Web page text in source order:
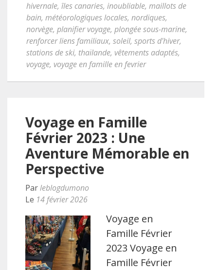
hivernale, îles canaries, inoubliable, maillots de
bain, météorologiques locales, nordiques,
norvège, planifier voyage, plongée sous-marine,
renforcer liens familiaux, soleil, sports d'hiver,
stations de ski, thaïlande, vêtements adaptés,
voyage, voyage en famille en fevrier
Voyage en Famille
Février 2023 : Une
Aventure Mémorable en
Perspective
Parleblogdumono
Le 14 février 2026
Voyage en
Famille Février
2023 Voyage en
Famille Février